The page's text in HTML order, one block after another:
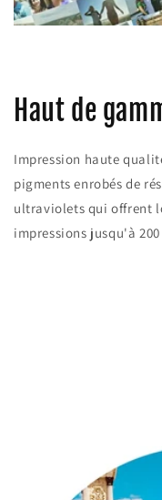
Haut de
Impression haute
pigments enrobés de
ultraviolets qui offrent
impressions jusqu'à 200